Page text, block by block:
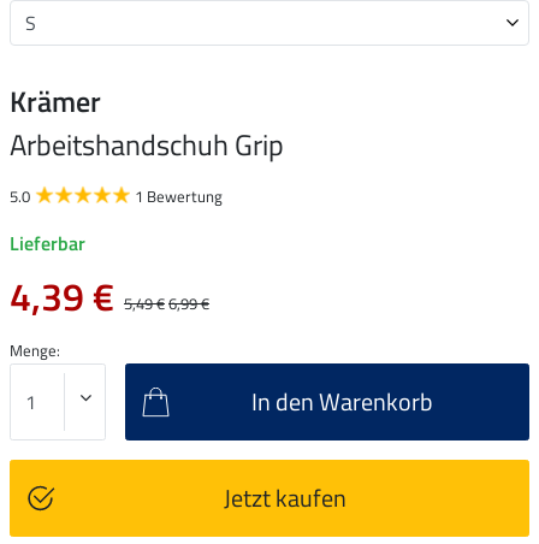
Krämer
Arbeitshandschuh Grip
5.0 1 Bewertung
Lieferbar
4,39 € 5,49 €6,99 €
Menge:
In den Warenkorb
Jetzt kaufen